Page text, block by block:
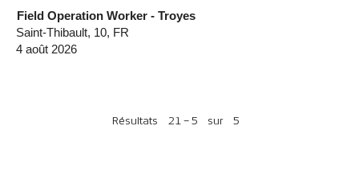
Field Operation Worker - Troyes
Saint-Thibault, 10, FR
4 août 2026
Résultats 21 – 5 sur 5